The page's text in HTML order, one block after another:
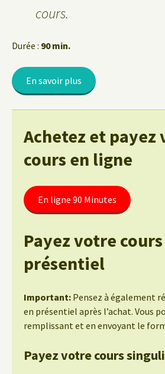
cours.
Durée : 90 min.
En savoir plus
Achetez et payez
cours en ligne
En ligne 90 Minutes
Payez votre
présentiel
Important: Pensez à également
en présentiel après l’achat. Vous
remplissant et en envoyant le
Payez votre cours